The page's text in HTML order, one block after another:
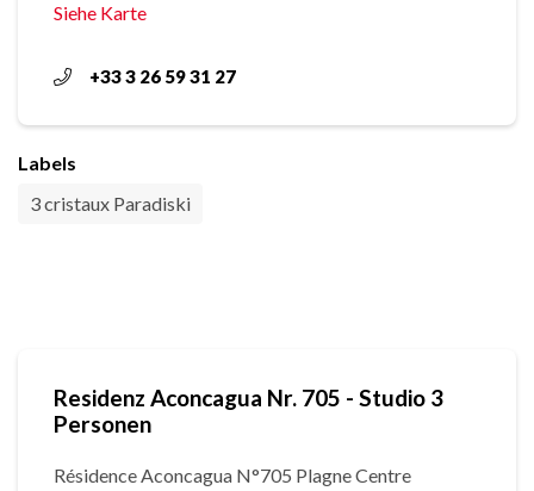
Siehe Karte
+33 3 26 59 31 27
Labels
3 cristaux Paradiski
Residenz Aconcagua Nr. 705 - Studio 3
Personen
Résidence Aconcagua N°705 Plagne Centre